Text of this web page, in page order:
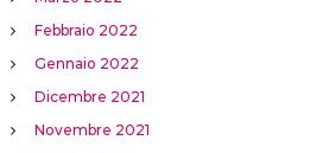
Febbraio 2022
Gennaio 2022
Dicembre 2021
Novembre 2021